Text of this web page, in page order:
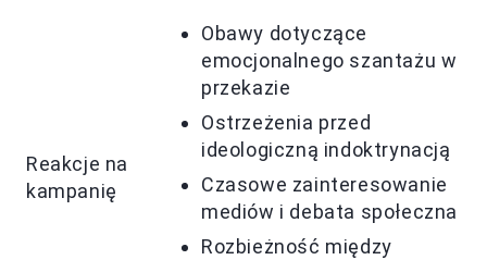
Reakcje na
kampanię
Obawy dotyczące
emocjonalnego szantażu w
przekazie
Ostrzeżenia przed
ideologiczną indoktrynacją
Czasowe zainteresowanie
mediów i debata społeczna
Rozbieżność między